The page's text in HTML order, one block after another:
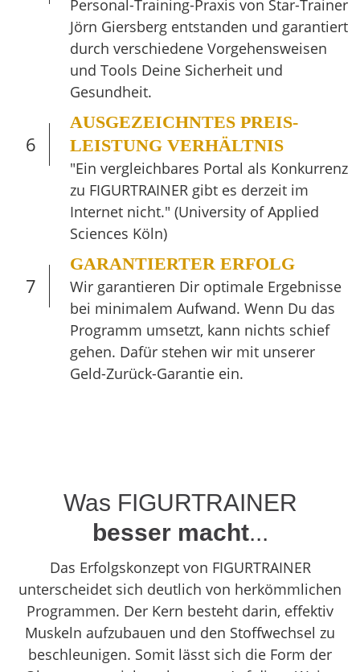
Personal-Training-Praxis von Star-Trainer
Jörn Giersberg entstanden und garantiert
durch verschiedene Vorgehensweisen
und Tools Deine Sicherheit und
Gesundheit.
6
AUSGEZEICHNTES PREIS-
LEISTUNG VERHÄLTNIS
"Ein vergleichbares Portal als Konkurrenz
zu FIGURTRAINER gibt es derzeit im
Internet nicht." (University of Applied
Sciences Köln)
7
GARANTIERTER ERFOLG
Wir garantieren Dir optimale Ergebnisse
bei minimalem Aufwand. Wenn Du das
Programm umsetzt, kann nichts schief
gehen. Dafür stehen wir mit unserer
Geld-Zurück-Garantie ein.
Was FIGURTRAINER
besser macht...
Das Erfolgskonzept von FIGURTRAINER
unterscheidet sich deutlich von herkömmlichen
Programmen. Der Kern besteht darin, effektiv
Muskeln aufzubauen und den Stoffwechsel zu
beschleunigen. Somit lässt sich die Form der